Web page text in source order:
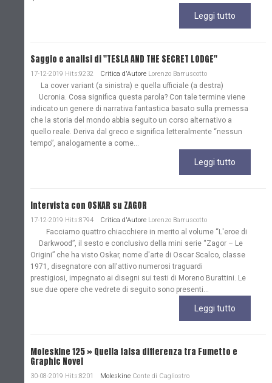
Leggi tutto
Saggio e analisi di "TESLA AND THE SECRET LODGE"
17-12-2019 Hits:9232 Critica d'Autore Lorenzo Barruscotto
La cover variant (a sinistra) e quella ufficiale (a destra)
Ucronia. Cosa significa questa parola? Con tale termine viene
indicato un genere di narrativa fantastica basato sulla premessa
che la storia del mondo abbia seguito un corso alternativo a
quello reale. Deriva dal greco e significa letteralmente “nessun
tempo”, analogamente a come...
Leggi tutto
Intervista con OSKAR su ZAGOR
17-12-2019 Hits:8794 Critica d'Autore Lorenzo Barruscotto
Facciamo quattro chiacchiere in merito al volume “L'eroe di
Darkwood”, il sesto e conclusivo della mini serie “Zagor – Le
Origini” che ha visto Oskar, nome d'arte di Oscar Scalco, classe
1971, disegnatore con all'attivo numerosi traguardi
prestigiosi, impegnato ai disegni sui testi di Moreno Burattini. Le
sue due opere che vedrete di seguito sono presenti...
Leggi tutto
Moleskine 125 » Quella falsa differenza tra Fumetto e
Graphic Novel
30-08-2019 Hits:8201 Moleskine Conte di Cagliostro